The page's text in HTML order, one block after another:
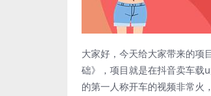
大家好，今天给大家带来的项
础》，项目就是在抖音卖车载
的第一人称开车的视频非常火